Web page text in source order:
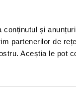
și
partenerilor de
Aceștia le pot